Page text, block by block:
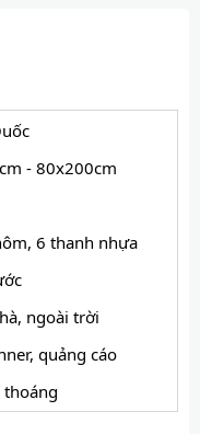
- 80x200cm
6 thanh nhựa
ngoài trời
quảng cáo
thoáng